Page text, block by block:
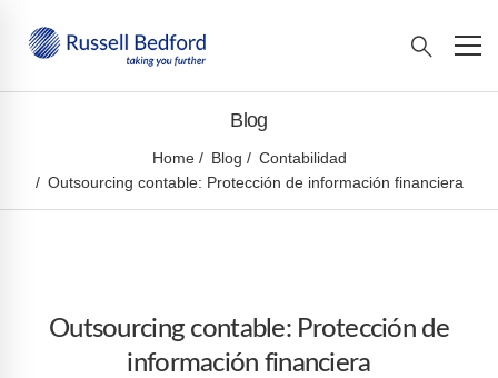
Blog
Home Blog
Contabilidad
Outsourcing contable: Protección de información financiera
Outsourcing contable: Protección de
información financiera